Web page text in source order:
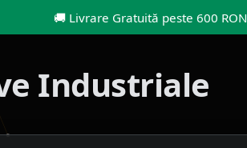
🚚 Livrare Gratuită peste 600 RON
Industriale